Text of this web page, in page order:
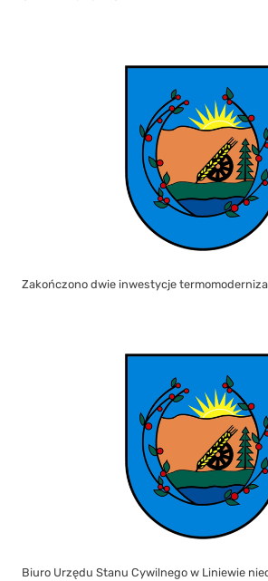
Zakończono dwie inwestycje
Biuro Urzędu Stanu Cywilnego w Liniewie